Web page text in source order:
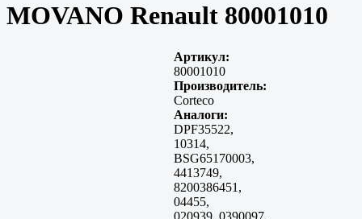
MOVANO Renault 80001010
Артикул:
80001010
Производитель:
Corteco
Аналоги:
DPF35522,
10314,
BSG65170003,
4413749,
8200386451,
04455,